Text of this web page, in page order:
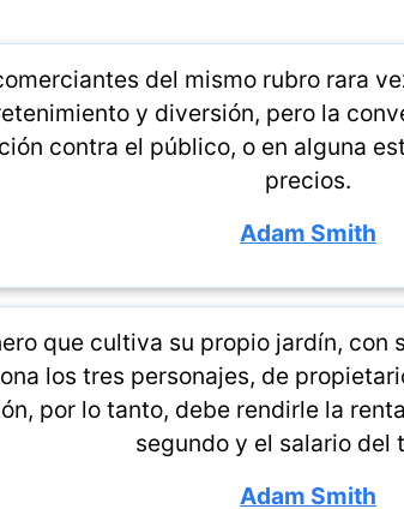
del mismo rubro rara
y diversión, pero la
contra el público, o en alguna
precios.
Adam Smith
que cultiva su propio jardín, con
los tres personajes, de
por lo tanto, debe rendirle la
segundo y el salario del
Adam Smith